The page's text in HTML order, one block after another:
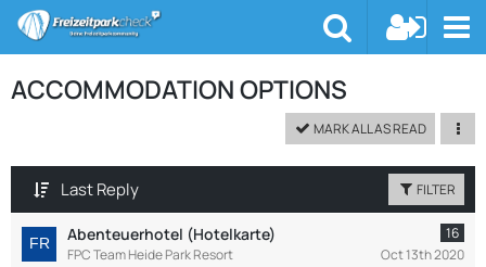
ACCOMMODATION OPTIONS
MARK ALL AS READ
Last Reply FILTER
Abenteuerhotel (Hotelkarte)
16
FPC Team Heide Park Resort
Oct 13th 2020